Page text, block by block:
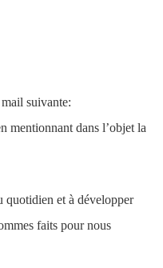
suivante:
mentionnant dans l’objet la
quotidien et à développer
faits pour nous